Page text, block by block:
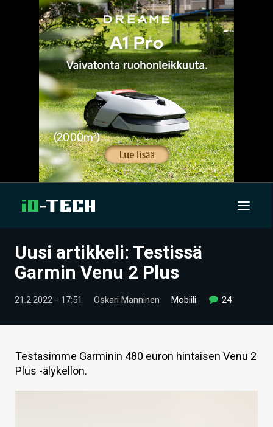
UUTISET
TIETOA
HINTA.FI
Uusi artikkeli: Testissä
Garmin Venu 2 Plus
21.2.2022 - 17:51 Oskari Manninen Mobiili 24
Testasimme Garminin 480 euron hintaisen Venu 2
Plus -älykellon.